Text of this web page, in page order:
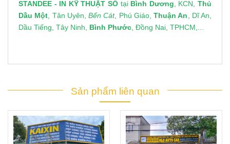
STANDEE - IN KỸ THUẬT SỐ tại Bình Dương , KCN,Thủ
Dầu Một , Tân Uyên,Bến Cát, Phú Giáo,Thuận An , Dĩ An,
Dầu Tiếng, Tây Ninh, Bình Phước , Đồng Nai, TPHCM,...
Sản phẩm liên quan